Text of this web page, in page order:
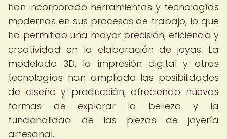
han incorporado herramientas y tecnologías
modernas en sus procesos de trabajo, lo que
ha permitido una mayor precisión, eficiencia y
creatividad en la elaboración de joyas. La
modelado 3D, la impresión digital y otras
tecnologías han ampliado las posibilidades
de diseño y producción, ofreciendo nuevas
formas de explorar la belleza y la
funcionalidad de las piezas de joyería
artesanal.